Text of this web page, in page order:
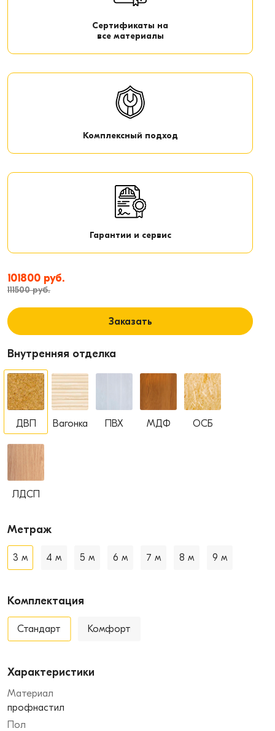
Сертификаты на
все материалы
Комплексный подход
Гарантии и сервис
101800 руб.
111500 руб.
Заказать
Внутренняя отделка
ДВП Вагонка ПВХ МДФ ОСБ
ЛДСП
Метраж
3 м 4 м 5 м 6 м 7 м 8 м 9 м
Комплектация
Стандарт Комфорт
Характеристики
Материал
профнастил
Пол